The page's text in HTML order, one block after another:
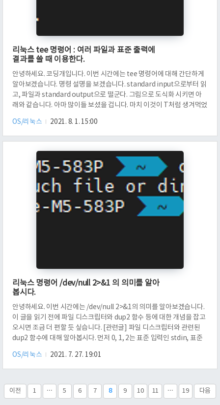
리눅스 tee 명령어 : 여러 파일과 표준 출력에
결과를 쓸 때 이용한다.
안녕하세요. 코딩개입니다. 이번 시간에는 tee 명령어에 대해 간단하게
알아보겠습니다. 명령 설명을 보겠습니다. standard input으로부터 읽
고, 파일과 standard output으로 떨군다. 그림으로 도식화 시키면 아
래와 같습니다. 아마 많이들 보셨을 겁니다. 마치 이것이 T처럼 생겨먹었
습니다. 예를 하나 들어보겠습니다. 저는 12345를 1.txt, 2.txt, 3.txt에
저장하려고 합니다. 이럴 때, echo 12345를 한 결과를 tee의 입력으로
output을 떨굴 파일이 1.txt, 2.txt, 3.txt라는 의미입니다. 확인..
OS/리눅스 2021. 8. 1. 15:00
리눅스 명령어 /dev/null 2>&1 의 의미를 알아
봅시다.
안녕하세요. 이번 시간에는 /dev/null 2>&1의 의미를 알아보겠습니다.
이 글을 읽기 전에 파일 디스크립터와 dup2 함수 등에 대한 개념을 잡고
오시면 조금 더 편할 듯 싶습니다. [관련글] 파일 디스크립터와 관련된
dup2 함수에 대해 알아봅시다. 먼저 0, 1, 2는 표준 입력인 stdin, 표준
과 연관이 되어 있습니다. 따로 파일 디스크립터가 다른 것을 가리키게
하지 않는 (dup2나 dup 등을 이용해서) 이상은요. 파일 디스크립터 (fd)
2.txt는 2.txt의 내용을 출력해 줍니다. 만약에 없으면 No such file or
d..
OS/리눅스 2021. 7. 27. 19:01
이전 1 ··· 5 6 7 8 9 10 11 ··· 19 다음